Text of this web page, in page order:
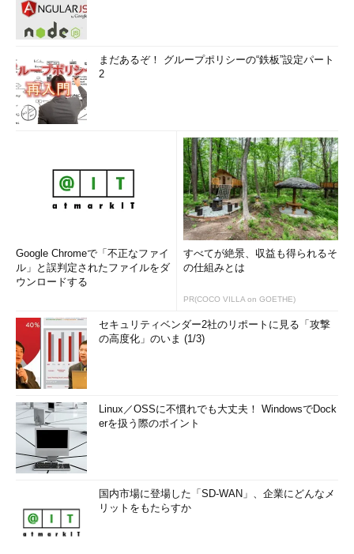
まだあるぞ！ グループポリシーの“鉄板”設定パート
2
Google Chromeで「不正なファイ
ル」と誤判定されたファイルをダ
ウンロードする
すべてが絶景、収益も得られるそ
の仕組みとは
PR(COCO VILLA on GOETHE)
セキュリティベンダー2社のリポートに見る「攻撃
の高度化」のいま (1/3)
Linux／OSSに不慣れでも大丈夫！ WindowsでDock
erを扱う際のポイント
国内市場に登場した「SD-WAN」、企業にどんなメ
リットをもたらすか